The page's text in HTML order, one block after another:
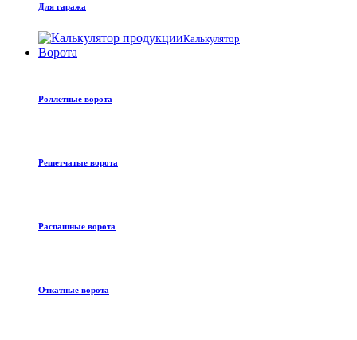
Для гаража
Калькулятор
Ворота
Роллетные ворота
Решетчатые ворота
Распашные ворота
Откатные ворота